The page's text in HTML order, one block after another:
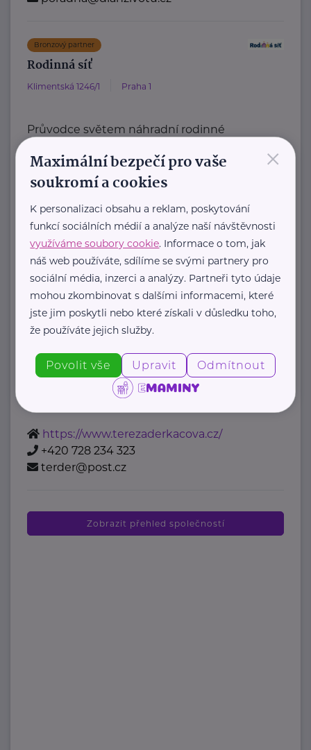
Bronzový partner
Rodinná síť
Klimentská 1246/1 Praha 1
Průvodce světem náhradní rodinné
Portál Rodinná síť je přední
informační platforma zaměřená ...
https://rodinnasit.cz/
info@rodinnasit.cz
Tereza Derkačová
Krkonošská 153 Vrchlabí
si zaslouží podporu a prostor pro
Jsem lidská koučka zaměřená na ...
https://www.terezaderkacova.cz/
+420 728 234 323
terder@post.cz
Zobrazit přehled společností
×
Maximální bezpečí pro vaše
soukromí a cookies
K personalizaci obsahu a reklam, poskytování
funkcí sociálních médií a analýze naší návštěvnosti
využíváme soubory cookie. Informace o tom, jak
náš web používáte, sdílíme se svými partnery pro
sociální média, inzerci a analýzy. Partneři tyto údaje
mohou zkombinovat s dalšími informacemi, které
jste jim poskytli nebo které získali v důsledku toho,
že používáte jejich služby.
Povolit vše Upravit Odmítnout